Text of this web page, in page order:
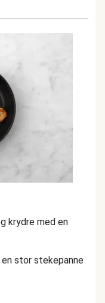
krydre med en
stor stekepanne